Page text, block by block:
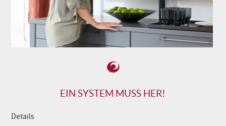
EIN SYSTEM MUSS HER!
Details